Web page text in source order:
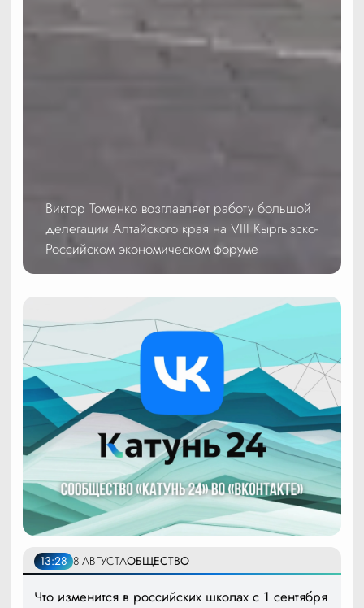
Виктор Томенко возглавляет работу большой
делегации Алтайского края на VIII Кыргызско-
Российском экономическом форуме
13:28 8 АВГУСТАОБЩЕСТВО
Что изменится в российских школах с 1 сентября